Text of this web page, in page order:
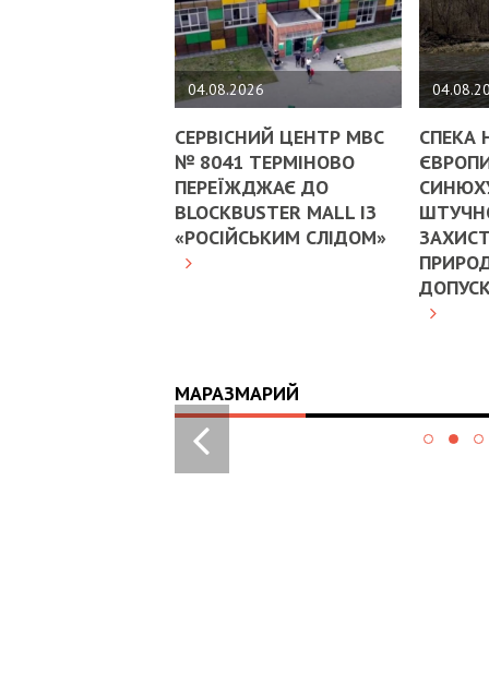
04.08.2026
СЕРВІСНИЙ ЦЕНТР МВС
№ 8041 ТЕРМІНОВО
ПЕРЕЇЖДЖАЄ ДО
BLOCKBUSTER MALL ІЗ
«РОСІЙСЬКИМ СЛІДОМ»
СПЕКА
МАРАЗМАРИЙ